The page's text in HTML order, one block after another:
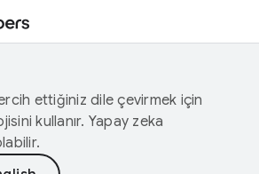
ettiğiniz dile çevirmek için
kullanır. Yapay zeka